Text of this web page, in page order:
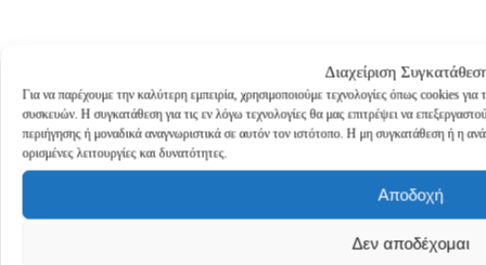
Διαχείριση
Για να παρέχουμε την καλύτερη εμπειρία, χρησιμοποιούμε τεχνολογίες όπως cookies
συσκευών. Η συγκατάθεση για τις εν λόγω τεχνολογίες θα μας επιτρέψει να
περιήγησης ή μοναδικά αναγνωριστικά σε αυτόν τον ιστότοπο. Η μη συγκατάθεση ή η
ορισμένες λειτουργίες και δυνατότητες.
Αποδοχή
Δεν αποδέχομαι